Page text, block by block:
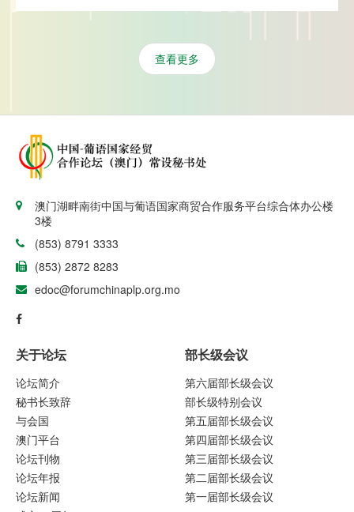
查看更多
澳门湖畔南街中国与葡语国家商贸合作服务平台综合体办公楼
3楼
(853) 8791 3333
(853) 2872 8283
edoc@forumchinaplp.org.mo
关于论坛
论坛简介
秘书长致辞
与会国
澳门平台
论坛刊物
论坛年报
论坛新闻
部长级会议
第六届部长级会议
部长级特别会议
第五届部长级会议
第四届部长级会议
第三届部长级会议
第二届部长级会议
第一届部长级会议